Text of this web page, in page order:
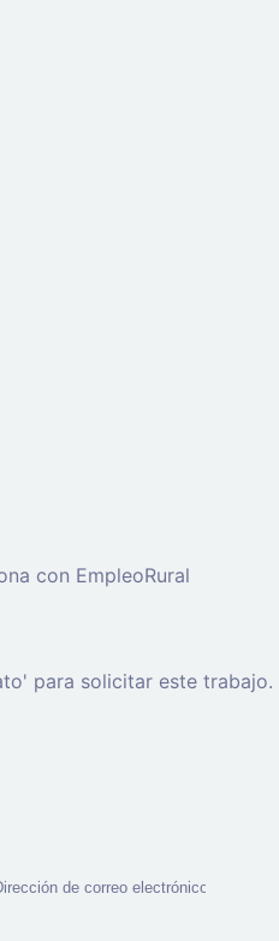
con EmpleoRural
para solicitar este trabajo.